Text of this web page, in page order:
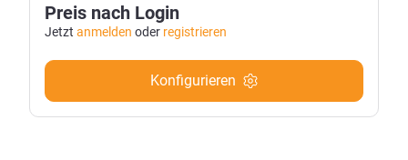
Preis nach Login
Jetzt anmelden oder registrieren
Konfigurieren